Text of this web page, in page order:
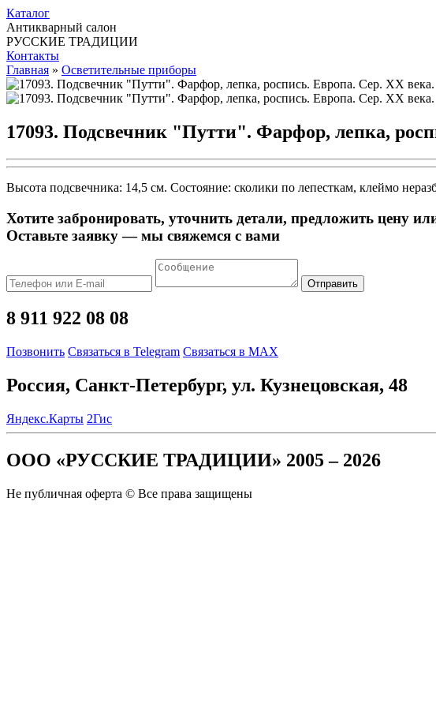
Каталог
Антикварный салон
РУССКИЕ ТРАДИЦИИ
Контакты
Главная » Осветительные приборы
17093. Подсвечник "Путти". Фарфор, лепка,
Высота подсвечника: 14,5 cм. Состояние: сколики по лепесткам, клеймо
Хотите забронировать, уточнить детали, предложить цену
Оставьте заявку — мы свяжемся с вами
Отправить
8 911 922 08 08
Позвонить Связаться в Telegram Связаться в MAX
Россия, Санкт-Петербург, ул. Кузнецовская, 48
Яндекс.Карты 2Гис
ООО «РУССКИЕ ТРАДИЦИИ» 2005 – 2026
Не публичная оферта © Все права защищены